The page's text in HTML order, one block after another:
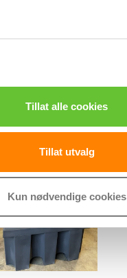
Tillat alle cookies
Tillat utvalg
Kun nødvendige cookies